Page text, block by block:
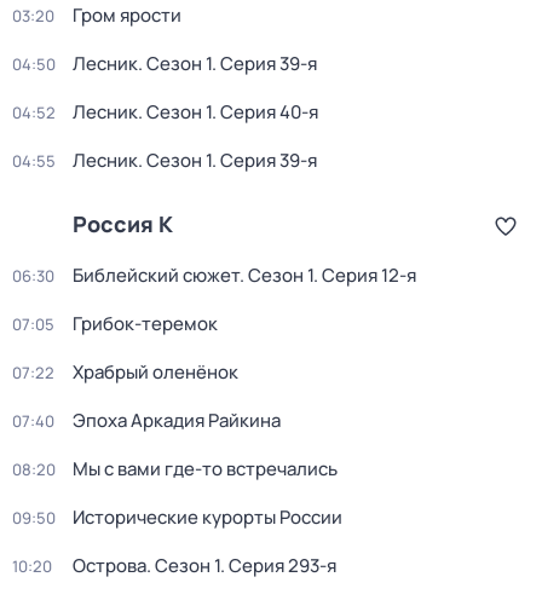
03:20 Гром ярости
04:50 Лесник. Сезон 1. Серия 39-я
04:52 Лесник. Сезон 1. Серия 40-я
04:55 Лесник. Сезон 1. Серия 39-я
Россия К
06:30 Библейский сюжет. Сезон 1. Серия 12-я
07:05 Грибок-теремок
07:22 Храбрый оленёнок
07:40 Эпоха Аркадия Райкина
08:20 Мы с вами где-то встречались
09:50 Исторические курорты России
10:20 Острова. Сезон 1. Серия 293-я